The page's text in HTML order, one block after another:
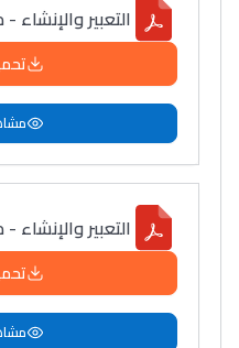
باش تقدر تساعد
يلقاو التوازن من
ومن الخارج، بشرى
التعبير
التعبير